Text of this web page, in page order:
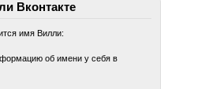
Вконтакте
имя Вилли:
об имени у себя в